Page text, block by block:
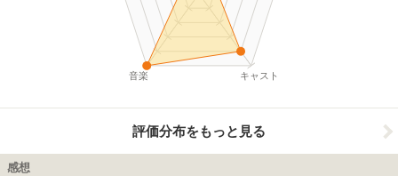
キャスト
音楽
評価分布をもっと見る
感想